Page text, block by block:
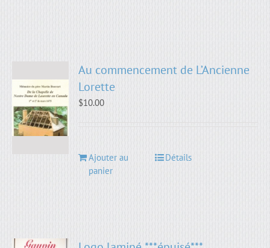
Au commencement de L’Ancienne
Lorette
$10.00
Ajouter au
panier
Détails